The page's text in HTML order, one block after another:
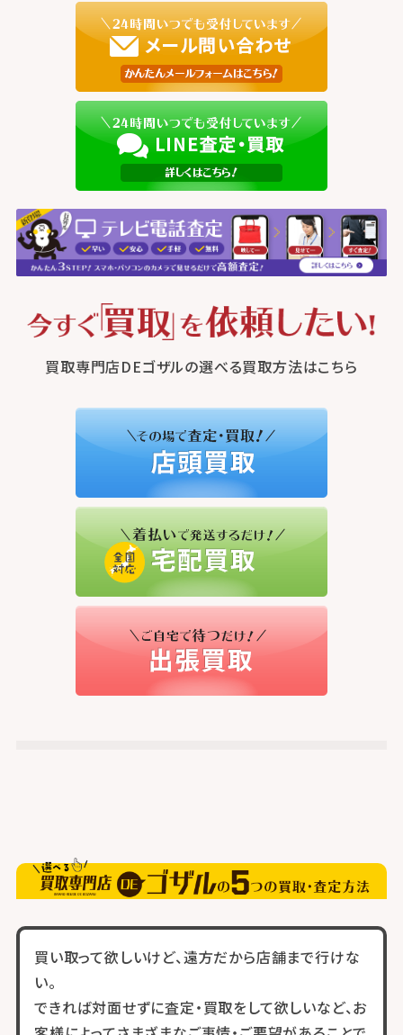
買取専門店DEゴザルの選べる買取方法はこちら
買い取って欲しいけど、遠方だから店舗まで行けな
い。
できれば対面せずに査定・買取をして欲しいなど、お